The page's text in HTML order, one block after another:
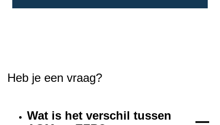
Heb je een vraag?
Wat is het verschil tussen